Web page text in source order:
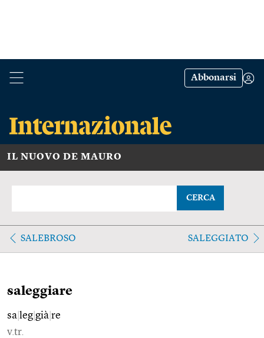
Abbonarsi
IL NUOVO DE MAURO
CERCA
SALEBROSO SALEGGIATO
saleggiare
sa leg già re
v.tr.